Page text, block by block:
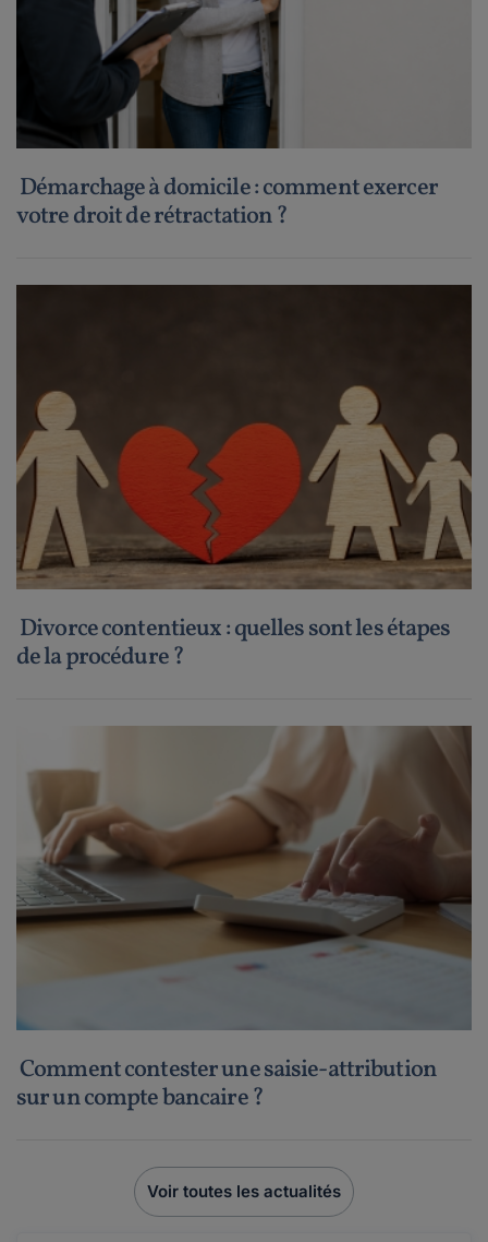
Démarchage à domicile : comment exercer
votre droit de rétractation ?
Divorce contentieux : quelles sont les étapes
de la procédure ?
Comment contester une saisie-attribution
sur un compte bancaire ?
Voir toutes les actualités